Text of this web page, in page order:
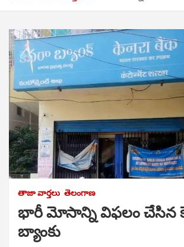
తాజా వార్తలు తెలంగాణ
భారీ మోసాన్ని విఫలం చేసిన
బ్యాంకు